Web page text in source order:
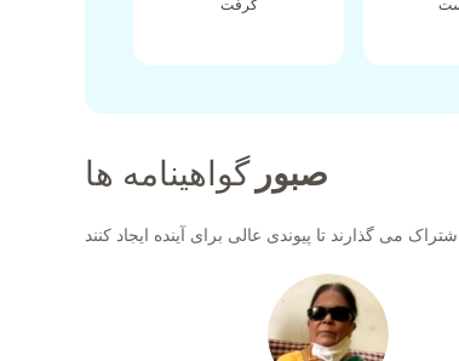
صبورگواهینامه ها